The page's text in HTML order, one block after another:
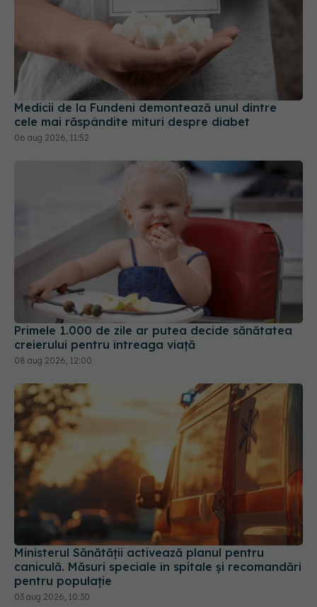
Medicii de la Fundeni demontează unul dintre
cele mai răspândite mituri despre diabet
06 aug 2026, 11:52
Primele 1.000 de zile ar putea decide sănătatea
creierului pentru întreaga viață
08 aug 2026, 12:00
Ministerul Sănătății activează planul pentru
caniculă. Măsuri speciale în spitale și recomandări
pentru populație
03 aug 2026, 10:30